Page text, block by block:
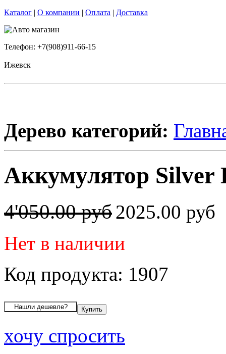
Каталог | О компании | Оплата | Доставка
Телефон: +7(908)911-66-15
Ижевск
Дерево категорий:
Аккумулятор
4'050.00 руб2025.00 руб
Нет в наличии
Код продукта: 1907
хочу спросить